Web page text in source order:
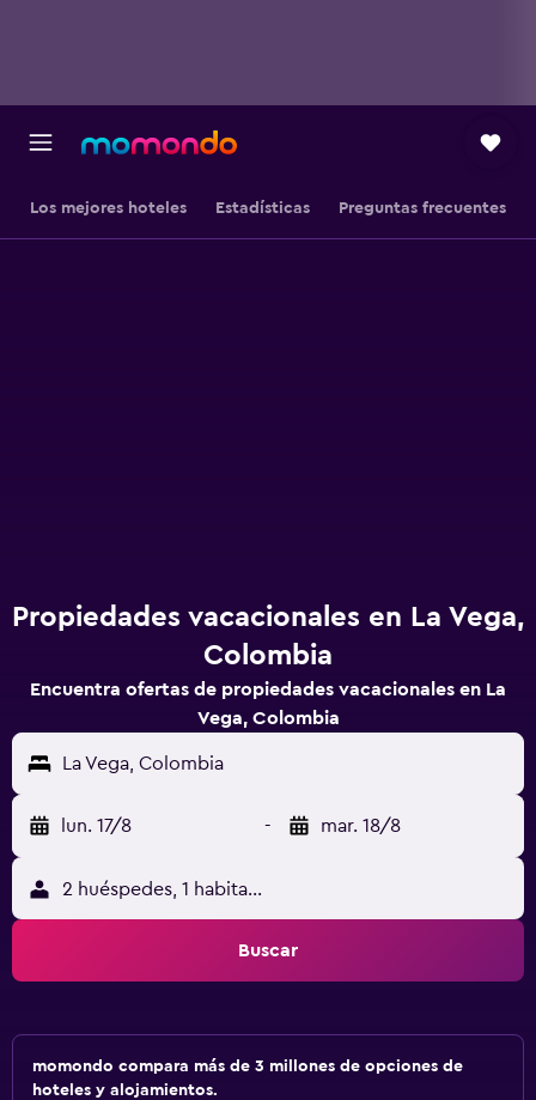
Los mejores hoteles Estadísticas Preguntas frecuentes
Propiedades vacacionales en La Vega,
Colombia
Encuentra ofertas de propiedades vacacionales en La
Vega, Colombia
La Vega, Colombia
lun. 17/8 - mar. 18/8
2 huéspedes, 1 habitación
Buscar
momondo compara más de 3 millones de opciones de
hoteles y alojamientos.